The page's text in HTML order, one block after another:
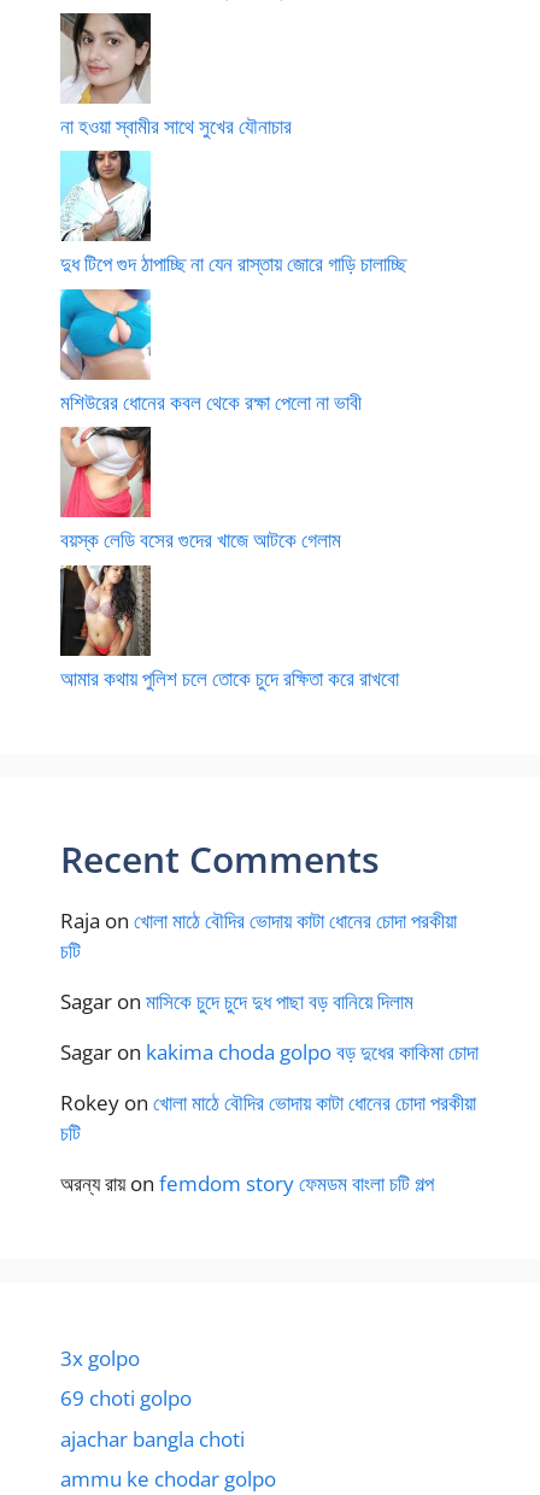
না হওয়া স্বামীর সাথে সুখের যৌনাচার
দুধ টিপে গুদ ঠাপাচ্ছি না যেন রাস্তায় জোরে গাড়ি চালাচ্ছি
মশিউরের ধোনের কবল থেকে রক্ষা পেলো না ভাবী
বয়স্ক লেডি বসের গুদের খাজে আটকে গেলাম
আমার কথায় পুলিশ চলে তোকে চুদে রক্ষিতা করে রাখবো
Recent Comments
Raja on খোলা মাঠে বৌদির ভোদায় কাটা ধোনের চোদা পরকীয়া
চটি
Sagar on মাসিকে চুদে চুদে দুধ পাছা বড় বানিয়ে দিলাম
Sagar on kakima choda golpo বড় দুধের কাকিমা চোদা
Rokey on খোলা মাঠে বৌদির ভোদায় কাটা ধোনের চোদা পরকীয়া
চটি
অরন্য রায়on femdom story ফেমডম বাংলা চটি গল্প
3x golpo
69 choti golpo
ajachar bangla choti
ammu ke chodar golpo